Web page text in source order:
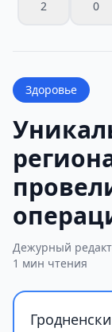
2 0
Здоровье
Дежурный
1 мин чтения